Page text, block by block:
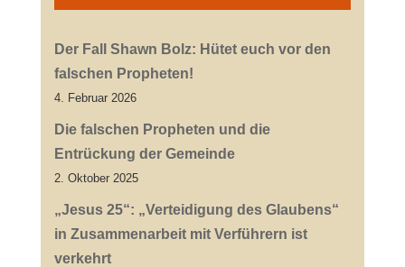
Der Fall Shawn Bolz: Hütet euch vor den
falschen Propheten!
4. Februar 2026
Die falschen Propheten und die
Entrückung der Gemeinde
2. Oktober 2025
„Jesus 25“: „Verteidigung des Glaubens“
in Zusammenarbeit mit Verführern ist
verkehrt